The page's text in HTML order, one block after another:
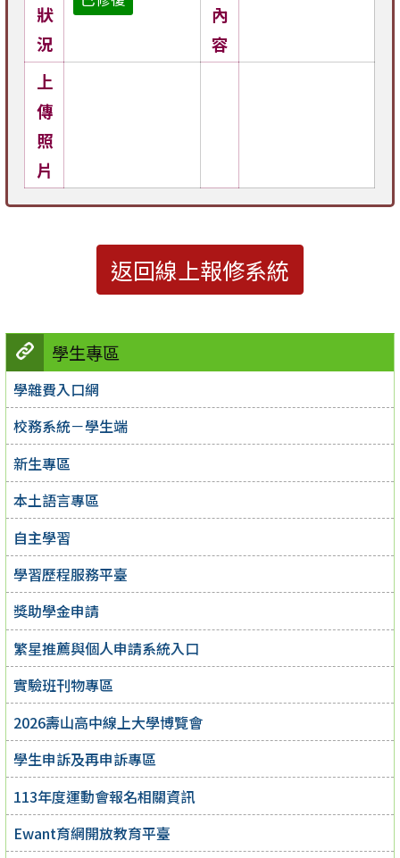
學生專區
學雜費入口網
校務系統－學生端
新生專區
本土語言專區
自主學習
學習歷程服務平臺
獎助學金申請
繁星推薦與個人申請系統入口
實驗班刊物專區
2026壽山高中線上大學博覽會
學生申訴及再申訴專區
113年度運動會報名相關資訊
Ewant育網開放教育平臺
狀
況
內
容
上
傳
照
片
返回線上報修系統